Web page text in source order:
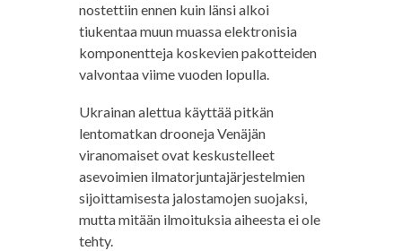
nostettiin ennen kuin länsi alkoi
tiukentaa muun muassa elektronisia
komponentteja koskevien pakotteiden
valvontaa viime vuoden lopulla.
Ukrainan alettua käyttää pitkän
lentomatkan drooneja Venäjän
viranomaiset ovat keskustelleet
asevoimien ilmatorjuntajärjestelmien
sijoittamisesta jalostamojen suojaksi,
mutta mitään ilmoituksia aiheesta ei ole
tehty.